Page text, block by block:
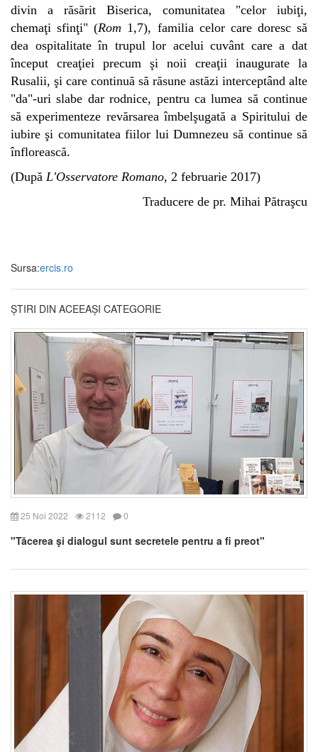
divin a răsărit Biserica, comunitatea "celor iubiţi,
chemaţi sfinţi" (Rom 1,7), familia celor care doresc să
dea ospitalitate în trupul lor acelui cuvânt care a dat
început creaţiei precum şi noii creaţii inaugurate la
Rusalii, şi care continuă să răsune astăzi interceptând alte
"da"-uri slabe dar rodnice, pentru ca lumea să continue
să experimenteze revărsarea îmbelşugată a Spiritului de
iubire şi comunitatea fiilor lui Dumnezeu să continue să
înflorească.
(După L'Osservatore Romano, 2 februarie 2017)
Traducere de pr. Mihai Pătraşcu
Sursa:ercis.ro
ȘTIRI DIN ACEEAȘI CATEGORIE
25 Noi 2022 2112 0
"Tăcerea şi dialogul sunt secretele pentru a fi preot"